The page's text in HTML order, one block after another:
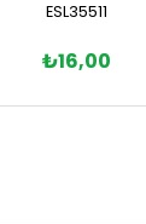
ESL35511
₺16,00